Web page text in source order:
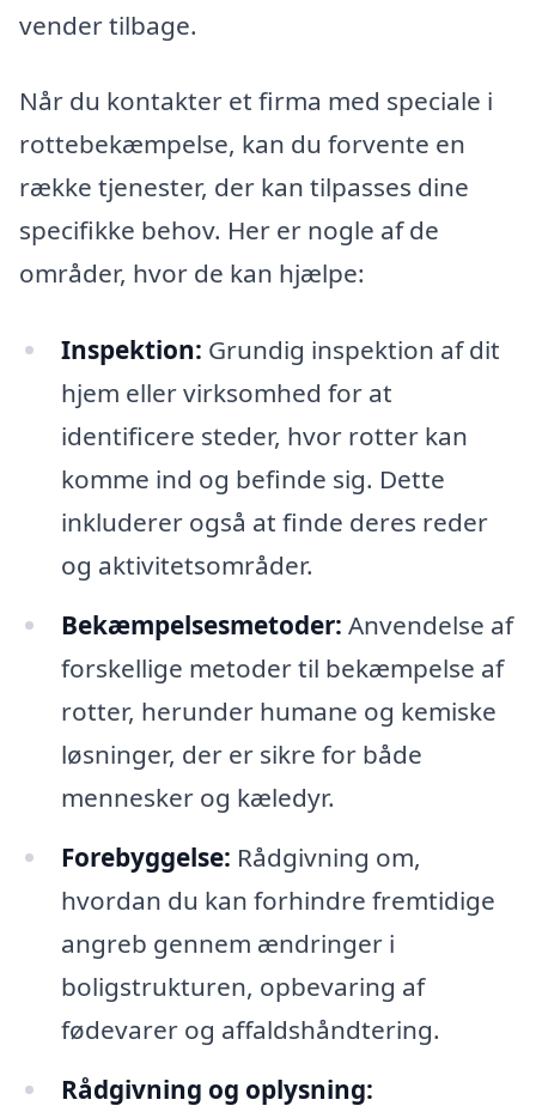
vender tilbage.
Når du kontakter et firma med speciale i
rottebekæmpelse, kan du forvente en
række tjenester, der kan tilpasses dine
specifikke behov. Her er nogle af de
områder, hvor de kan hjælpe:
Inspektion: Grundig inspektion af dit
hjem eller virksomhed for at
identificere steder, hvor rotter kan
komme ind og befinde sig. Dette
inkluderer også at finde deres reder
og aktivitetsområder.
Bekæmpelsesmetoder: Anvendelse af
forskellige metoder til bekæmpelse af
rotter, herunder humane og kemiske
løsninger, der er sikre for både
mennesker og kæledyr.
Forebyggelse: Rådgivning om,
hvordan du kan forhindre fremtidige
angreb gennem ændringer i
boligstrukturen, opbevaring af
fødevarer og affaldshåndtering.
Rådgivning og oplysning: